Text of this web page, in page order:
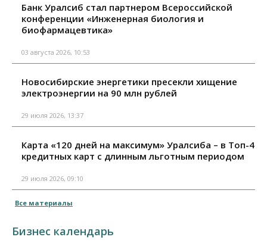
Банк Уралсиб стал партнером Всероссийской
конференции «Инженерная биология и
биофармацевтика»
03 августа 2026, 10:53
Новосибирские энергетики пресекли хищение
электроэнергии на 90 млн рублей
29 июля 2026, 13:37
Карта «120 дней на максимум» Уралсиба – в Топ-4
кредитных карт с длинным льготным периодом
29 июля 2026, 09:10
Все материалы
Бизнес календарь